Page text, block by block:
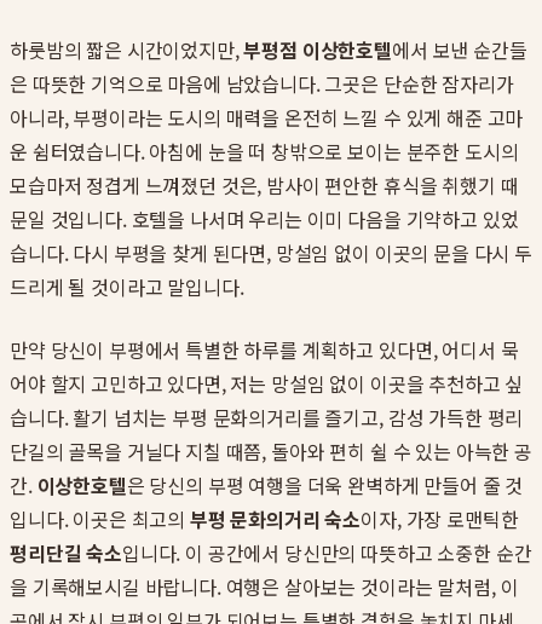
하룻밤의 짧은 시간이었지만,부평점 이상한호텔에서 보낸 순간들
은 따뜻한 기억으로 마음에 남았습니다. 그곳은 단순한 잠자리가
아니라, 부평이라는 도시의 매력을 온전히 느낄 수 있게 해준 고마
운 쉼터였습니다. 아침에 눈을 떠 창밖으로 보이는 분주한 도시의
모습마저 정겹게 느껴졌던 것은, 밤사이 편안한 휴식을 취했기 때
문일 것입니다. 호텔을 나서며 우리는 이미 다음을 기약하고 있었
습니다. 다시 부평을 찾게 된다면, 망설임 없이 이곳의 문을 다시 두
드리게 될 것이라고 말입니다.
만약 당신이 부평에서 특별한 하루를 계획하고 있다면, 어디서 묵
어야 할지 고민하고 있다면, 저는 망설임 없이 이곳을 추천하고 싶
습니다. 활기 넘치는 부평 문화의거리를 즐기고, 감성 가득한 평리
단길의 골목을 거닐다 지칠 때쯤, 돌아와 편히 쉴 수 있는 아늑한 공
간. 이상한호텔은 당신의 부평 여행을 더욱 완벽하게 만들어 줄 것
입니다. 이곳은 최고의 부평 문화의거리 숙소이자, 가장 로맨틱한
평리단길 숙소입니다. 이 공간에서 당신만의 따뜻하고 소중한 순간
을 기록해보시길 바랍니다. 여행은 살아보는 것이라는 말처럼, 이